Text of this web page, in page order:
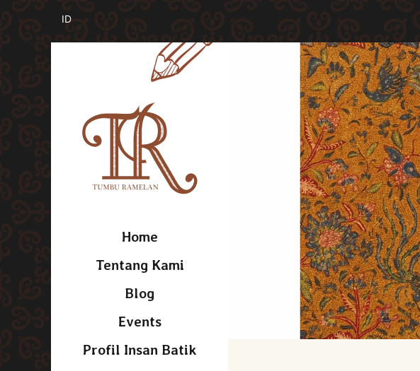
Home
Tentang Kami
Blog
Events
Profil Insan Batik